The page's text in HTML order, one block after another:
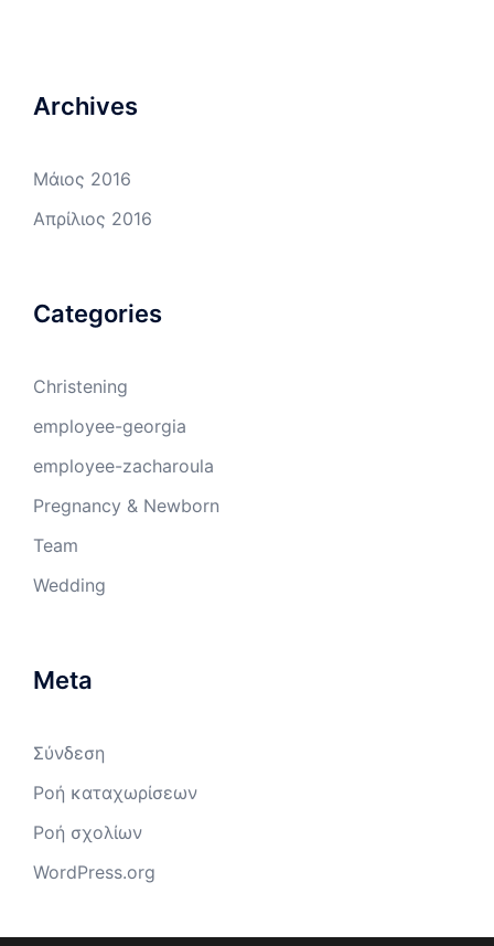
Archives
Μάιος 2016
Απρίλιος 2016
Categories
Christening
employee-georgia
employee-zacharoula
Pregnancy & Newborn
Team
Wedding
Meta
Σύνδεση
Ροή καταχωρίσεων
Ροή σχολίων
WordPress.org